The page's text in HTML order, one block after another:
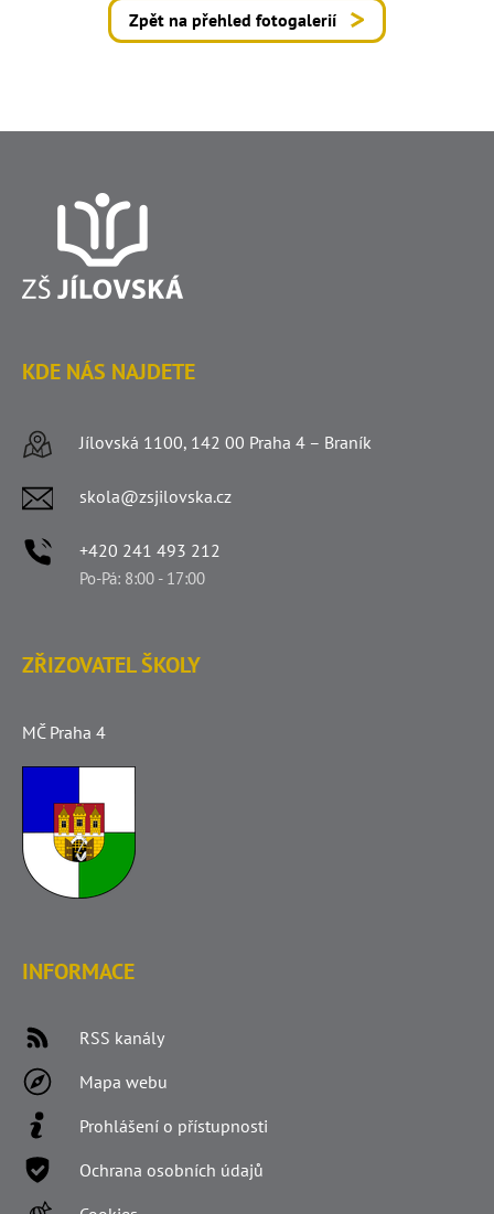
Zpět na přehled fotogalerií
KDE NÁS NAJDETE
Jílovská 1100, 142 00 Praha 4 – Braník
skola@zsjilovska.cz
+420 241 493 212
Po-Pá: 8:00 - 17:00
ZŘIZOVATEL ŠKOLY
MČ Praha 4
INFORMACE
RSS kanály
Mapa webu
Prohlášení o přístupnosti
Ochrana osobních údajů